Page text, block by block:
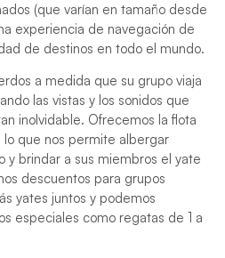
(que varían en tamaño desde
experiencia de navegación de
de destinos en todo el mundo.
a medida que su grupo viaja
las vistas y los sonidos que
inolvidable. Ofrecemos la flota
que nos permite albergar
y brindar a sus miembros el yate
descuentos para grupos
yates juntos y podemos
especiales como regatas de 1 a